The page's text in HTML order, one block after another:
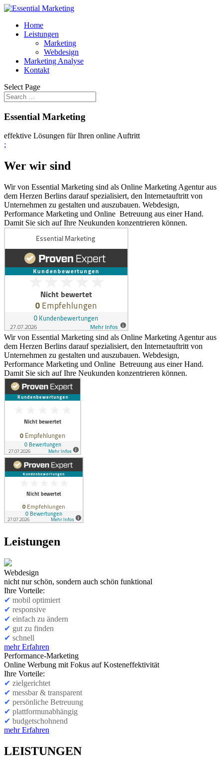
Home
Leistungen
Marketing
Webdesign
Marketing Analyse
Kontakt
Select Page
Essential Marketing
effektive Lösungen für Ihren online Auftritt
;
Wer wir sind
Wir von Essential Marketing sind als Online Marketing Agentur aus
dem Herzen Berlins darauf spezialisiert, den Internetauftritt von
Unternehmen zu gestalten und auszubauen. Webdesign,
Performance Marketing und Online Betreuung aus einer Hand.
Damit Sie sich auf Ihre Neukunden konzentrieren können.
Wir von Essential Marketing sind als Online Marketing Agentur aus
dem Herzen Berlins darauf spezialisiert, den Internetauftritt von
Unternehmen zu gestalten und auszubauen. Webdesign,
Performance Marketing und Online Betreuung aus einer Hand.
Damit Sie sich auf Ihre Neukunden konzentrieren können.
Leistungen
Webdesign
nicht nur schön, sondern auch schön funktional
Ihre Vorteile:
✔ mobil optimiert
✔ responsive
✔ einfach zu ändern
✔ gut zu finden
✔ schnell
mehr Erfahren
Performance-Marketing
Online Werbung mit Fokus auf Kosteneffektivität
Ihre Vorteile:
✔ zielgerichtet
✔ messbar & transparent
✔ persönliche Betreuung
✔ plattformunabhängig
✔ budgetschohnend
mehr Erfahren
LEISTUNGEN